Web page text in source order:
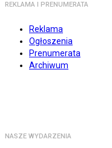
REKLAMA I PRENUMERATA
Reklama
Ogłoszenia
Prenumerata
Archiwum
NASZE WYDARZENIA